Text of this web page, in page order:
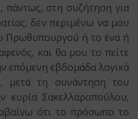
στη συζήτηση για
δεν περιμένω να μου
Πρωθυπουργού ή το ένα ή
και θα μου το πείτε
επόμενη εβδομάδα λογικά
μετά τη συνάντηση του
κυρία Σακελλαροπούλου,
ότι το πρόσωπο το